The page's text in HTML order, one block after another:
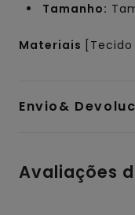
Tamanho:
Materiais
Envio&
Avaliações